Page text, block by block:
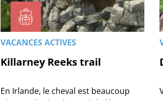
VACANCES ACTIVES
Killarney Reeks trail
En Irlande, le cheval est beaucoup